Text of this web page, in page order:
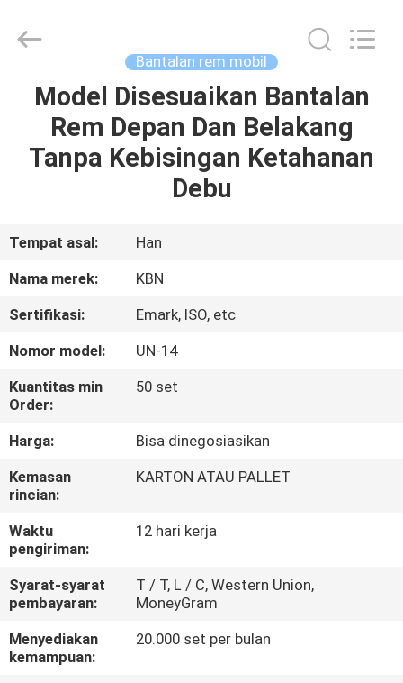
RUMAH
PRODUK
KAMI
PABRIK
KONTROL
KUALITAS
HUBUNGI
KAMI
PERMINTAAN
PENAWARAN
SITEMAP
Reserved.
Bantalan rem mobil
Model Disesuaikan Bantalan
Rem Depan Dan Belakang
Tanpa Kebisingan Ketahanan
Debu
Tempat asal:
Han
Nama merek:
KBN
Sertifikasi:
Emark, ISO, etc
Nomor model:
UN-14
Kuantitas min
Order:
50 set
Harga:
Bisa dinegosiasikan
Kemasan
rincian:
KARTON ATAU PALLET
Waktu
pengiriman:
12 hari kerja
Syarat-syarat
pembayaran:
T / T, L / C, Western Union,
MoneyGram
Menyediakan
kemampuan:
20.000 set per bulan